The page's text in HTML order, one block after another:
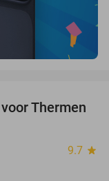
25%
Thermen
9.7 star